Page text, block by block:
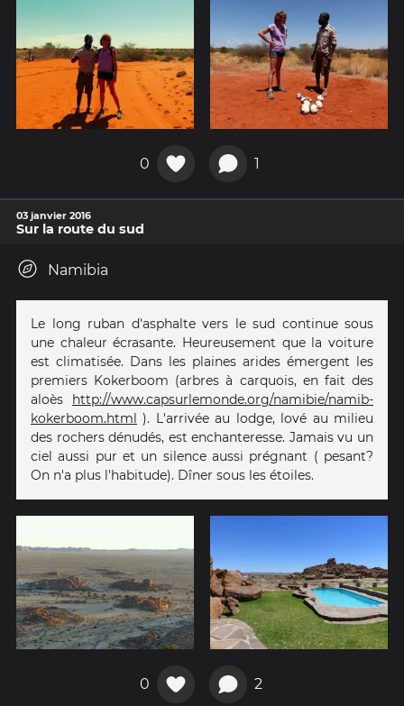
0 1
03 janvier 2016
Sur la route du sud
Namibia
Le long ruban d'asphalte vers le sud continue sous
une chaleur écrasante. Heureusement que la voiture
est climatisée. Dans les plaines arides émergent les
premiers Kokerboom (arbres à carquois, en fait des
aloès
http://www.capsurlemonde.org/namibie/namib-
kokerboom.html
). L'arrivée au lodge, lové au milieu
des rochers dénudés, est enchanteresse. Jamais vu un
ciel aussi pur et un silence aussi prégnant ( pesant?
On n'a plus l'habitude). Dîner sous les étoiles.
0 2